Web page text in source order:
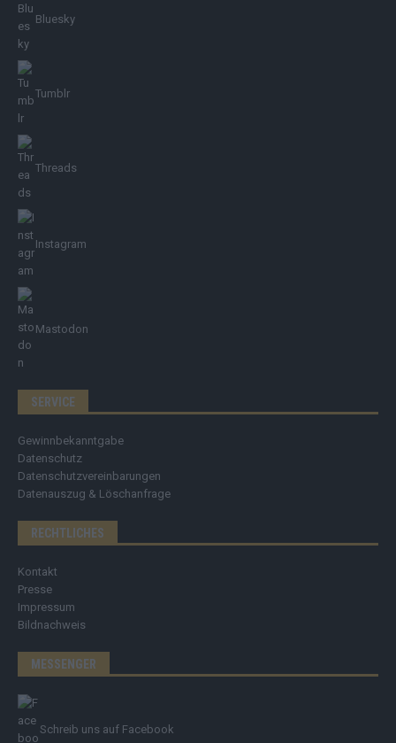
Bluesky
Tumblr
Threads
Instagram
Mastodon
SERVICE
Gewinnbekanntgabe
Datenschutz
Datenschutzvereinbarungen
Datenauszug & Löschanfrage
RECHTLICHES
Kontakt
Presse
Impressum
Bildnachweis
MESSENGER
Schreib uns auf Facebook